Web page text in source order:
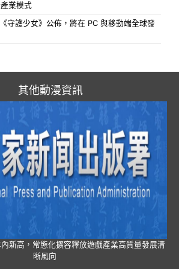
業模式
守護少女》公佈，將在 PC 與移動端全球發
其他動漫資訊
新高，常態化擴容釋放遊戲產業高質量發展清
晰風向